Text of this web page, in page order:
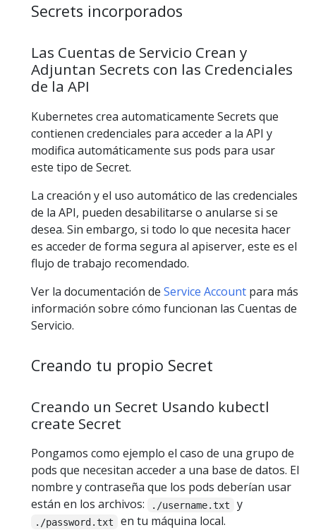
Secrets incorporados
Las Cuentas de Servicio Crean y
Adjuntan Secrets con las Credenciales
de la API
Kubernetes crea automaticamente Secrets que
contienen credenciales para acceder a la API y
modifica automáticamente sus pods para usar
este tipo de Secret.
La creación y el uso automático de las credenciales
de la API, pueden desabilitarse o anularse si se
desea. Sin embargo, si todo lo que necesita hacer
es acceder de forma segura al apiserver, este es el
flujo de trabajo recomendado.
Ver la documentación de Service Account para más
información sobre cómo funcionan las Cuentas de
Servicio.
Creando tu propio Secret
Creando un Secret Usando kubectl
create Secret
Pongamos como ejemplo el caso de una grupo de
pods que necesitan acceder a una base de datos. El
nombre y contraseña que los pods deberían usar
están en los archivos:
./username.txt y
./password.txt en tu máquina local.